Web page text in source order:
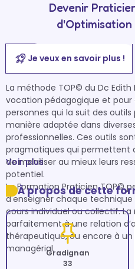
Devenir
Je veux en savoir plus !
La méthode TOP© du Dc
vocation pédagogique et
personnes qui la suit des
manière adaptée dans
professionnelles. Ces outils
pragmatiques qui permettent
de mobiliser au mieux leurs
potentiel.
La Formation Praticien TOP©
d'enseigner chaque
cours individuel ou collectif.
parfaitement à une relation
thérapeutique, ou encore à
managérial.
Voir plus
À propos de cette
Gradignan
33